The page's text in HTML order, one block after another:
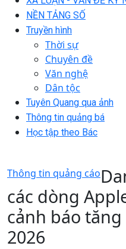
NỀN TẢNG SỐ
Truyền hình
Thời sự
Chuyên đề
Văn nghệ
Dân tộc
Tuyên Quang qua ảnh
Thông tin quảng bá
Học tập theo Bác
Thông tin quảng cáo
các dòng
cảnh báo
2026